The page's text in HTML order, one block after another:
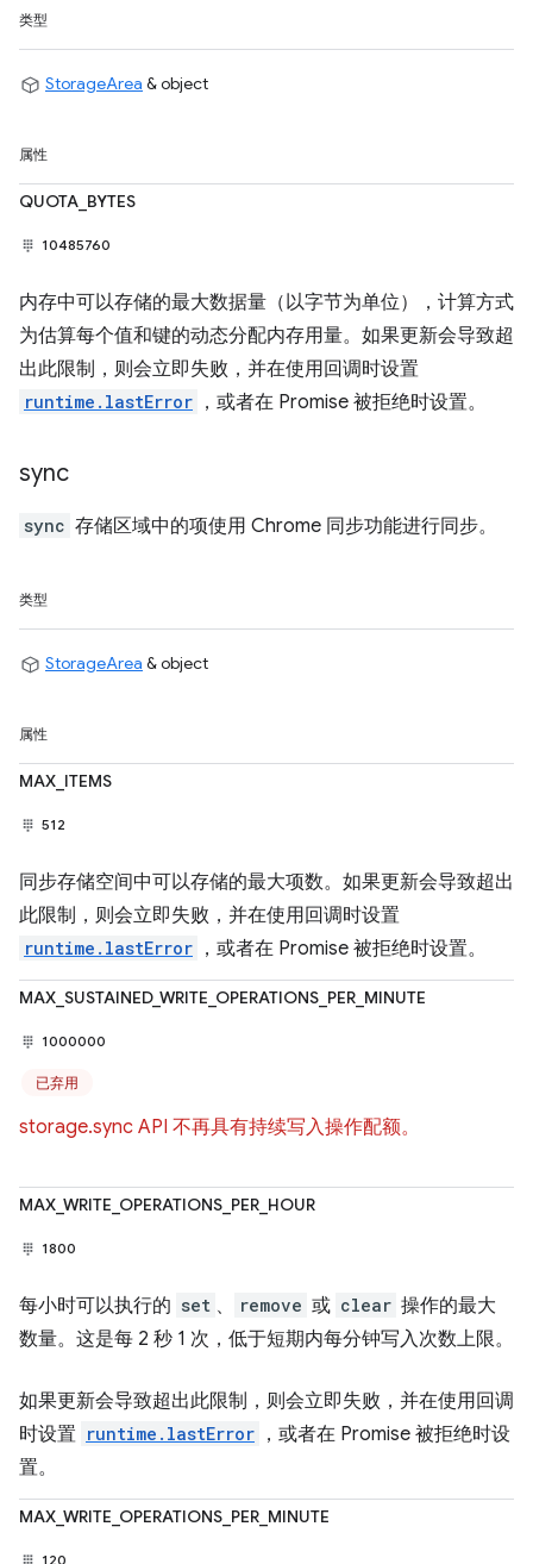
类型
StorageArea & object
属性
QUOTA_BYTES
10485760
内存中可以存储的最大数据量（以字节为单位），计算方式
为估算每个值和键的动态分配内存用量。如果更新会导致超
出此限制，则会立即失败，并在使用回调时设置
runtime.lastError ，或者在 Promise 被拒绝时设置。
sync
sync 存储区域中的项使用 Chrome 同步功能进行同步。
类型
StorageArea & object
属性
MAX_ITEMS
512
同步存储空间中可以存储的最大项数。如果更新会导致超出
此限制，则会立即失败，并在使用回调时设置
runtime.lastError ，或者在 Promise 被拒绝时设置。
MAX_SUSTAINED_WRITE_OPERATIONS_PER_MINUTE
1000000
已弃用
storage.sync API 不再具有持续写入操作配额。
MAX_WRITE_OPERATIONS_PER_HOUR
1800
每小时可以执行的 set 、 remove 或 clear 操作的最大
数量。这是每 2 秒 1 次，低于短期内每分钟写入次数上限。
如果更新会导致超出此限制，则会立即失败，并在使用回调
时设置 runtime.lastError ，或者在 Promise 被拒绝时设
置。
MAX_WRITE_OPERATIONS_PER_MINUTE
120